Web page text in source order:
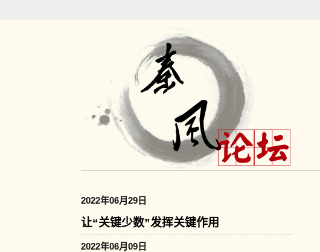
2022年06月29日
让“关键少数”发挥关键作用
2022年06月09日